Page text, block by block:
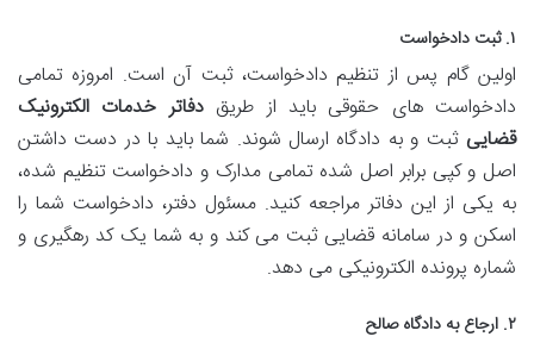
۱. ثبت دادخواست
اولین گام پس از تنظیم دادخواست، ثبت آن است. امروزه تمامی
دادخواست های حقوقی باید از طریقدفاتر خدمات الکترونیک
قضایی ثبت و به دادگاه ارسال شوند. شما باید با در دست داشتن
اصل و کپی برابر اصل شده تمامی مدارک و دادخواست تنظیم شده،
به یکی از این دفاتر مراجعه کنید. مسئول دفتر، دادخواست شما را
اسکن و در سامانه قضایی ثبت می کند و به شما یک کد رهگیری و
شماره پرونده الکترونیکی می دهد.
۲. ارجاع به دادگاه صالح